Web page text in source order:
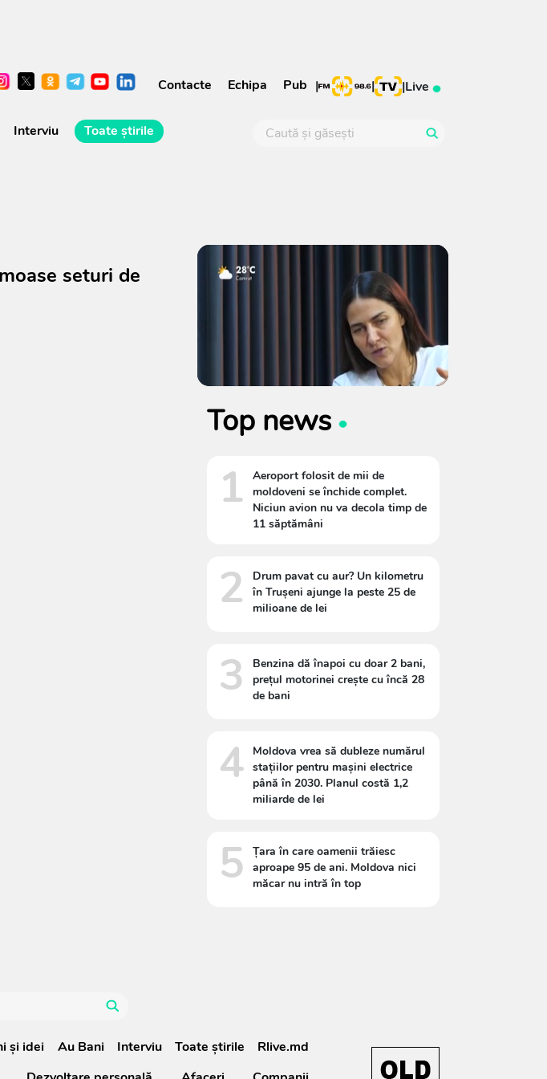
Contacte Echipa Pub | | |Live
Interviu Toate știrile
seturi de
Top news
1
Aeroport folosit de mii de
moldoveni se închide complet.
Niciun avion nu va decola timp de
11 săptămâni
2
Drum pavat cu aur? Un kilometru
în Trușeni ajunge la peste 25 de
milioane de lei
3
Benzina dă înapoi cu doar 2 bani,
prețul motorinei crește cu încă 28
de bani
4
Moldova vrea să dubleze numărul
stațiilor pentru mașini electrice
până în 2030. Planul costă 1,2
miliarde de lei
5
Țara în care oamenii trăiesc
aproape 95 de ani. Moldova nici
măcar nu intră în top
şi idei Au Bani Interviu Toate știrile
Rlive.md